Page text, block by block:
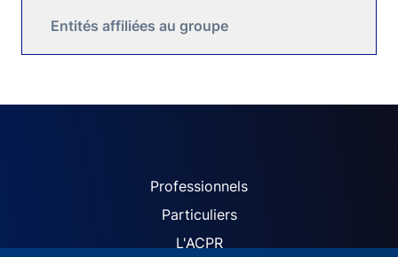
Entités affiliées au groupe
ACPR site navigation
Professionnels
Particuliers
L'ACPR